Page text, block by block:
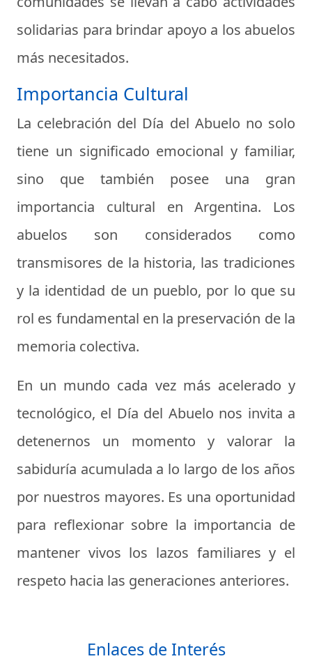
solidarias para brindar apoyo a los abuelos
más necesitados.
Importancia Cultural
La celebración del Día del Abuelo no solo
tiene un significado emocional y familiar,
sino que también posee una gran
importancia cultural en Argentina. Los
abuelos son considerados como
transmisores de la historia, las tradiciones
y la identidad de un pueblo, por lo que su
rol es fundamental en la preservación de la
memoria colectiva.
En un mundo cada vez más acelerado y
tecnológico, el Día del Abuelo nos invita a
detenernos un momento y valorar la
sabiduría acumulada a lo largo de los años
por nuestros mayores. Es una oportunidad
para reflexionar sobre la importancia de
mantener vivos los lazos familiares y el
respeto hacia las generaciones anteriores.
Enlaces de Interés